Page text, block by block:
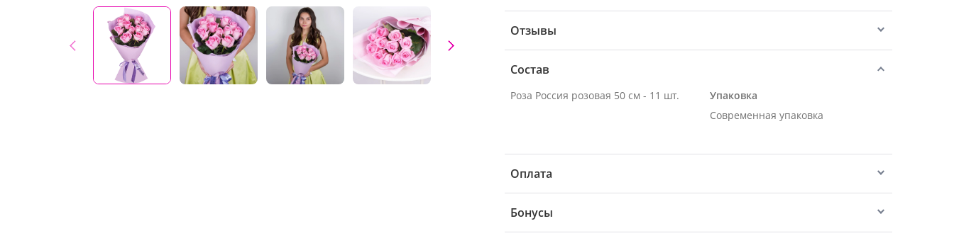
Отзывы
Состав
Роза Россия розовая 50 см - 11 шт.
Упаковка
Современная упаковка
Оплата
Бонусы